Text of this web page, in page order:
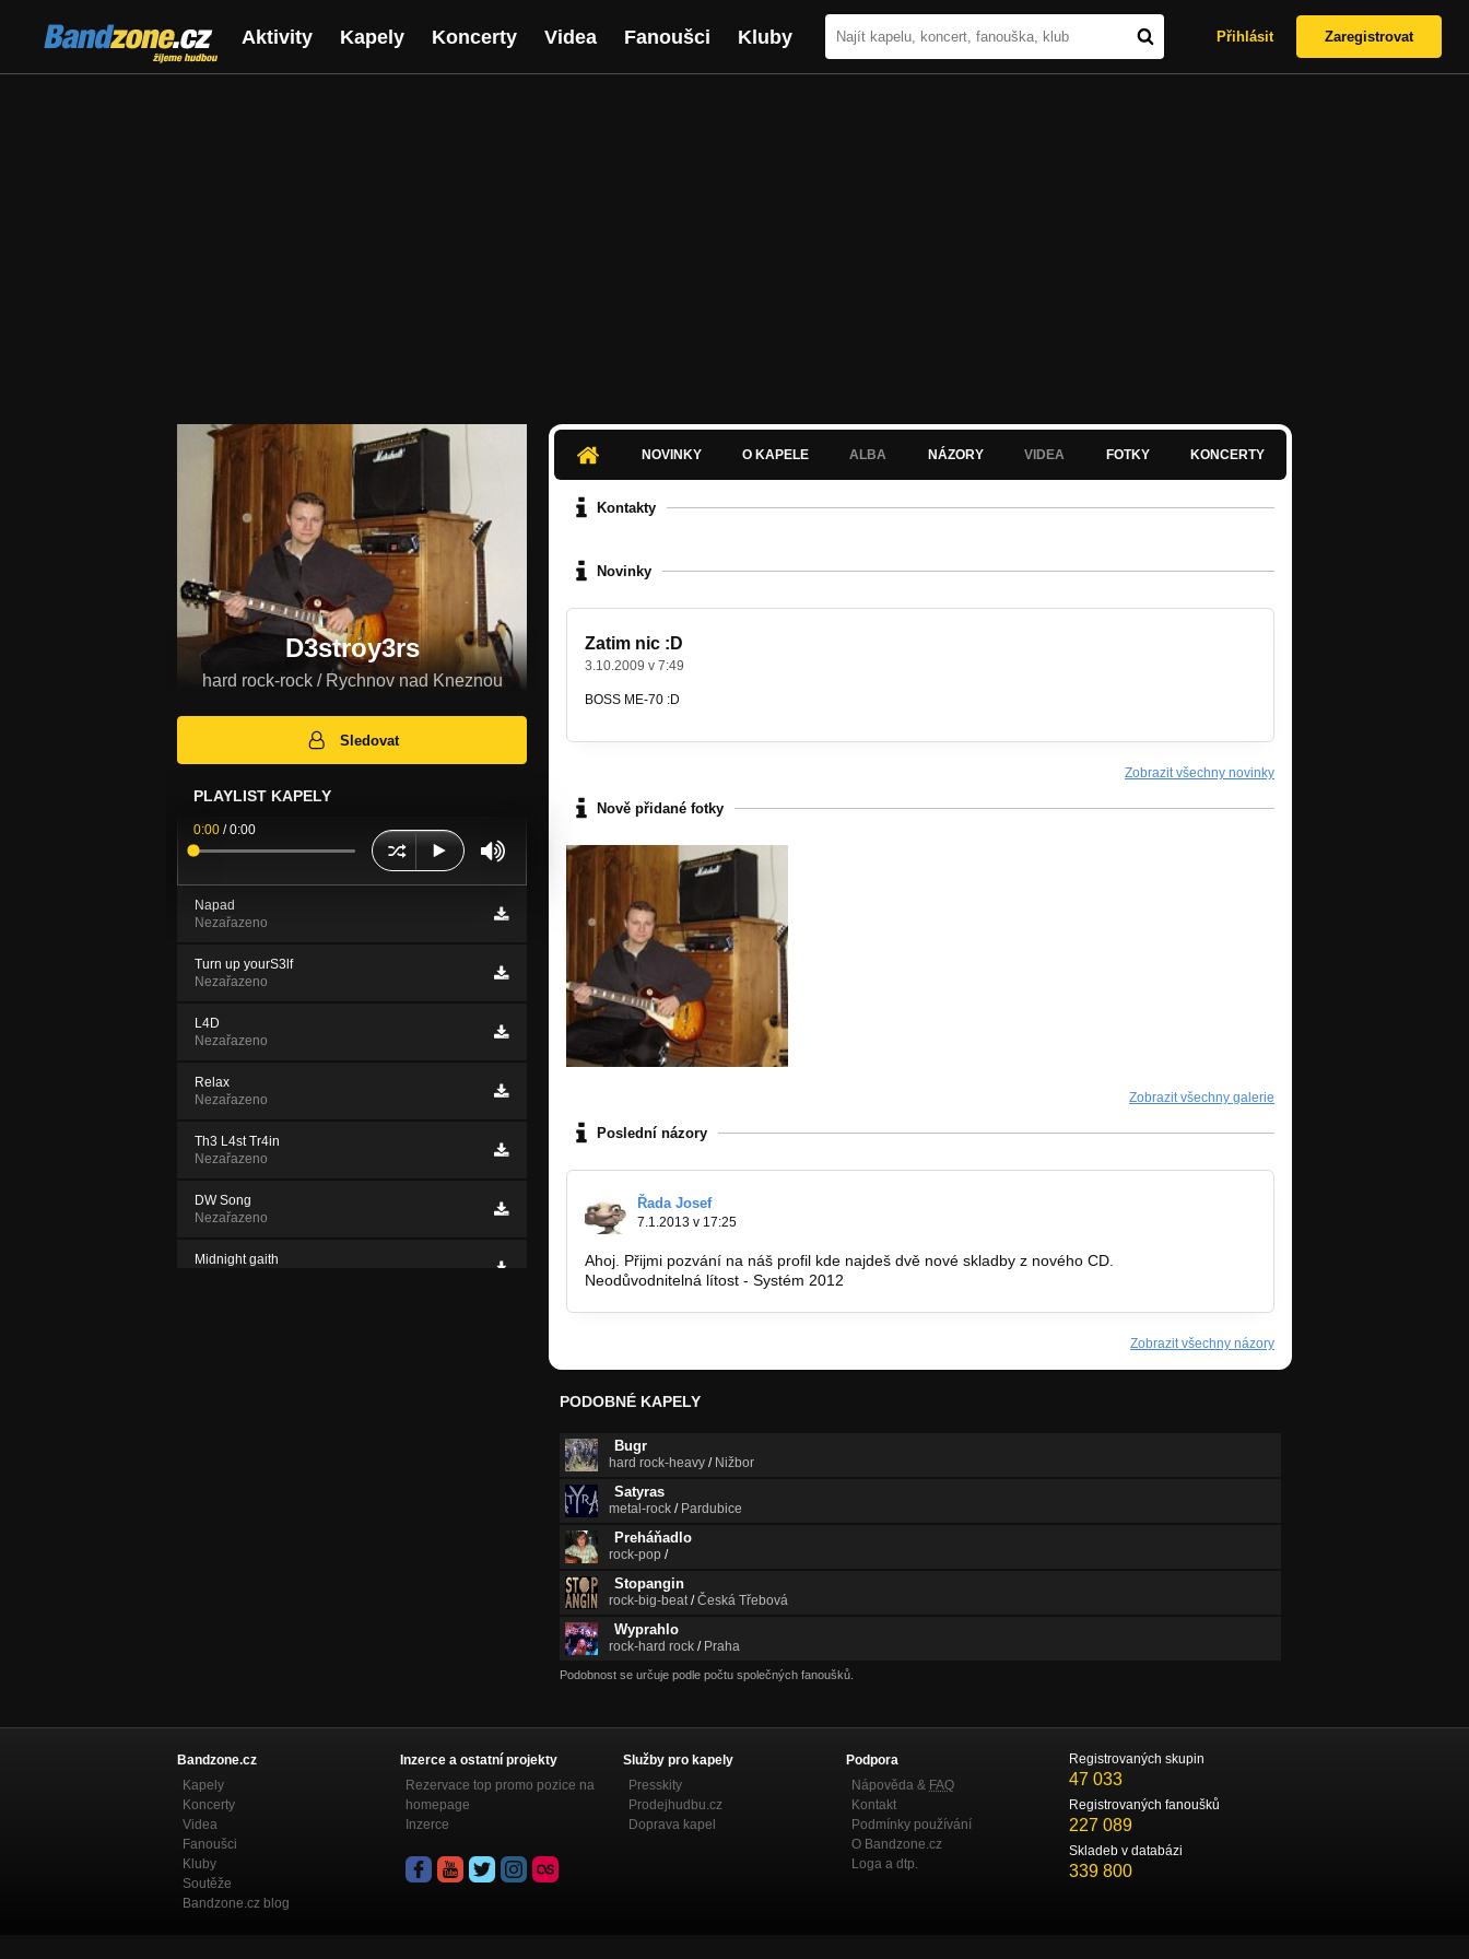
Bandzone.cz
žijeme hudbou
Aktivity Kapely Koncerty Videa Fanoušci Kluby Přihlásit Zaregistrovat
D3stroy3rs
hard rock-rock / Rychnov nad Kneznou
Sledovat
PLAYLIST KAPELY
0:00 /0:00
Napad
Nezařazeno
Turn up yourS3lf
Nezařazeno
L4D
Nezařazeno
Relax
Nezařazeno
Th3 L4st Tr4in
Nezařazeno
DW Song
Nezařazeno
Midnight gaith
NOVINKY O KAPELE ALBA NÁZORY VIDEA FOTKY KONCERTY
Kontakty
Novinky
Zatim nic :D
3.10.2009 v 7:49
BOSS ME-70 :D
Zobrazit všechny novinky
Nově přidané fotky
Zobrazit všechny galerie
Poslední názory
Řada Josef
7.1.2013 v 17:25
Ahoj. Přijmi pozvání na náš profil kde najdeš dvě nové skladby z nového CD.
Neodůvodnitelná lítost - Systém 2012
Zobrazit všechny názory
PODOBNÉ KAPELY
Bugr
hard rock-heavy / Nižbor
Satyras
metal-rock / Pardubice
Preháňadlo
rock-pop /
Stopangin
rock-big-beat/Česká Třebová
Wyprahlo
rock-hard rock / Praha
Podobnost se určuje podle počtu společných fanoušků.
Bandzone.cz
Kapely
Koncerty
Videa
Fanoušci
Kluby
Soutěže
Bandzone.cz blog
Inzerce a ostatní projekty
Rezervace top promo pozice na
homepage
Inzerce
Služby pro kapely
Presskity
Prodejhudbu.cz
Doprava kapel
Podpora
Nápověda & FAQ
Kontakt
Podmínky používání
O Bandzone.cz
Loga a dtp.
Registrovaných skupin
47 033
Registrovaných fanoušků
227 089
Skladeb v databázi
339 800